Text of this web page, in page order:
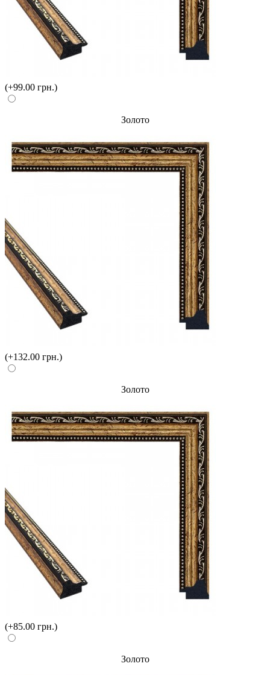
(+99.00 грн.)
Золото
(+132.00 грн.)
Золото
(+85.00 грн.)
Золото